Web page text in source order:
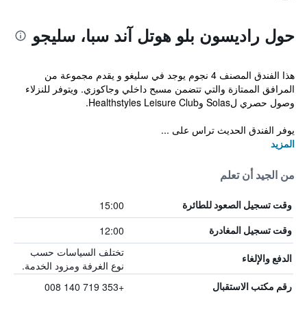
حول راديسون بلو هوتل آند سبا، سليجو
هذا الفندق المصنف 4 نجوم يوجد في سليغو و يقدم مجموعة من
المرافق الممتازة والتي تتضمن مسبح داخلي وجاكوزي. ويتوفر للنزلاء
وصول حصري لSolas وHealthstyles Leisure Club.
يوفر الفندق الحديث تراس على ...
المزيد
من الجيد أن تعلم
وقت تسجيل الصعود للطائرة 15:00
وقت تسجيل المغادرة 12:00
الدفع والإلغاء
تختلف السياسات حسب
نوع الغرفة ومزود الخدمة.
رقم مكتب الاستقبال +353 719 140 008